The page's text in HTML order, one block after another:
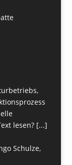
lesen? [...]
Schulze,